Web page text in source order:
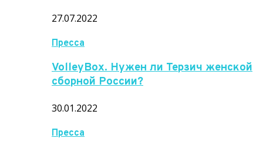
27.07.2022
Пресса
VolleyBox. Нужен ли Терзич женской
сборной России?
30.01.2022
Пресса